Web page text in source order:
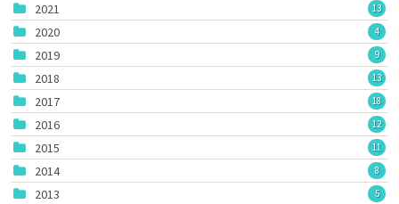
2021 13
2020 4
2019 9
2018 13
2017 18
2016 12
2015 11
2014 8
2013 5